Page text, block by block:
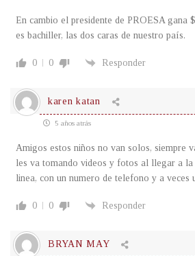
En cambio el presidente de PROESA gana
es bachiller, las dos caras de nuestro país.
0 0 Responder
karen katan
5 años atrás
Amigos estos niños no van solos, siempre
les va tomando videos y fotos al llegar a
linea, con un numero de telefono y a veces
0 0 Responder
BRYAN MAY